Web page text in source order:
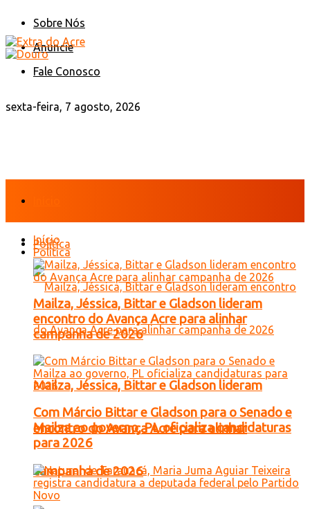
Sobre Nós
Anuncie
Fale Conosco
sexta-feira, 7 agosto, 2026
Política
Mailza, Jéssica, Bittar e Gladson lideram
encontro do Avança Acre para alinhar
campanha de 2026
Início
Política
Mailza, Jéssica, Bittar e Gladson lideram
encontro do Avança Acre para alinhar
campanha de 2026
Com Márcio Bittar e Gladson para o Senado e
Mailza ao governo, PL oficializa candidaturas
para 2026